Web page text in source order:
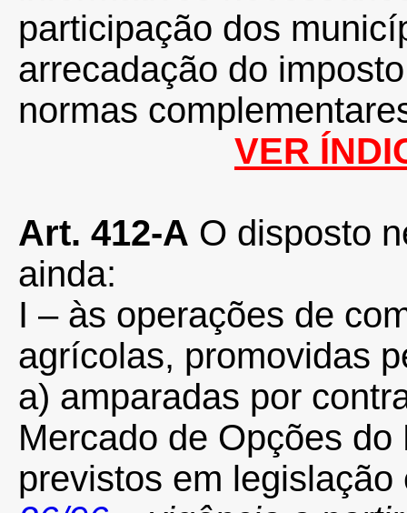
participação dos
arrecadação do
normas
VER
Art. 412-A O disposto
ainda:
I – às operações de
agrícolas, promovidas
a) amparadas por
Mercado de Opções
previstos em